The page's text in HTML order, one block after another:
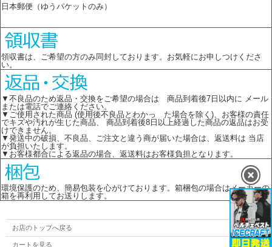
日本郵便（ゆうパケットのみ）
領収書は、ご希望の方のみ同封しております。お気軽にお申しつけくださ
い。
▼不良品のため返品・交換をご希望の場合は 商品到着後7日以内に メール
または電話でご連絡ください。
▼ご使用された商品 (使用後不良品とわかっ た場合を除く)、お客様の責任
でキズや汚れが生じた商品、 商品到着後8日以上経過した商品の返品はお受
けできません。
▼発送中の破損、不良品、ご注文と違う商が届いた場合は、返送料は 当店
が負担いたします。
▼お客様都合による返品の場合、返送料はお客様負担となります。
環境保護のため、簡易包装を心がけております。箱梱包の場合はメーカーの
箱を再利用してお送りします。
お店のトップへ戻る
カートを見る